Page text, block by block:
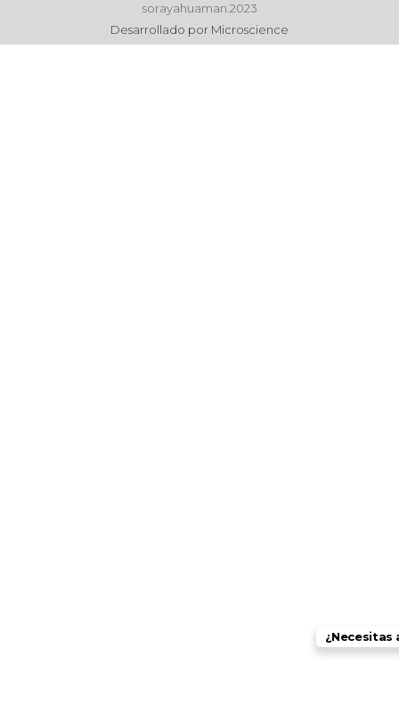
sorayahuaman.2023
Desarrollado por Microscience
¿Necesitas